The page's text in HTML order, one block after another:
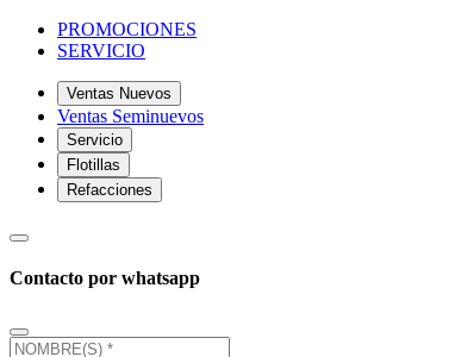
PROMOCIONES
SERVICIO
Ventas Nuevos
Ventas Seminuevos
Servicio
Flotillas
Refacciones
Contacto por whatsapp